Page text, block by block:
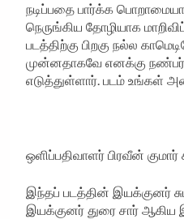
நடிப்பதை பார்க்க
நெருங்கிய தோழியாக
படத்திற்கு பிறகு நல்ல
முன்னதாகவே எனக்கு
எடுத்துள்ளார். படம் உங்கள்
ஒளிப்பதிவாளர் பிரவீன் குமார்
இந்தப் படத்தின் இயக்குனர்
இயக்குனர் துரை சார் ஆகிய